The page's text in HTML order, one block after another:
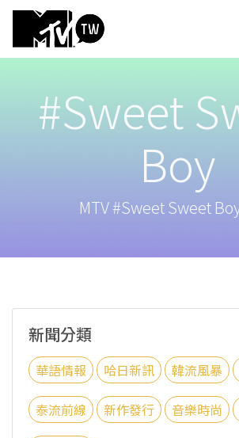
#Sweet
Boy
MTV #Sweet Sweet
新聞分類
華語情報 哈日新訊 韓流風暴
泰流前線 新作發行 音樂時尚